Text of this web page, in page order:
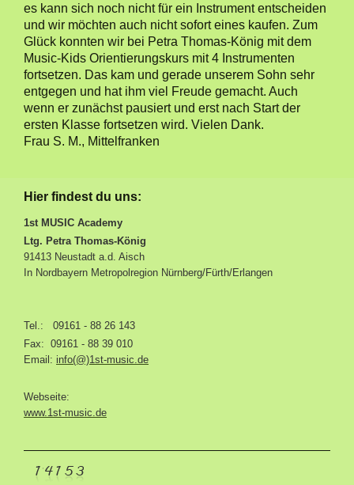
es kann sich noch nicht für ein Instrument entscheiden
und wir möchten auch nicht sofort eines kaufen. Zum
Glück konnten wir bei Petra Thomas-König mit dem
Music-Kids Orientierungskurs mit 4 Instrumenten
fortsetzen. Das kam und gerade unserem Sohn sehr
entgegen und hat ihm viel Freude gemacht. Auch
wenn er zunächst pausiert und erst nach Start der
ersten Klasse fortsetzen wird. Vielen Dank.
Frau S. M., Mittelfranken
Hier findest du uns:
1st MUSIC Academy
Ltg. Petra Thomas-König
91413 Neustadt a.d. Aisch
In Nordbayern Metropolregion Nürnberg/Fürth/Erlangen
Tel.: 09161 - 88 26 143
Fax: 09161 - 88 39 010
Email: info(@)1st-music.de
Webseite:
www.1st-music.de